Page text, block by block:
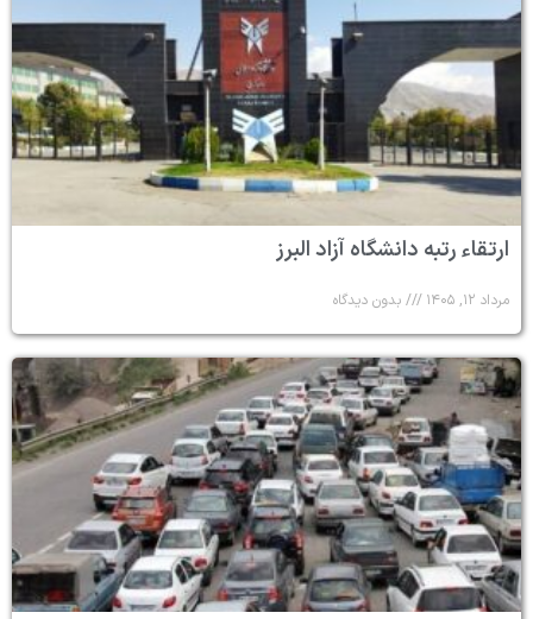
ارتقاء رتبه دانشگاه آزاد البرز
مرداد ۱۲, ۱۴۰۵ بدون دیدگاه